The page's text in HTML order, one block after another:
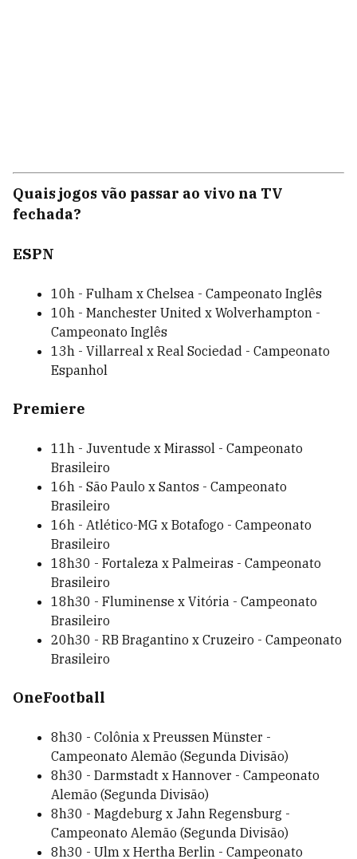
Quais jogos vão passar ao vivo na TV
fechada?
ESPN
10h - Fulham x Chelsea - Campeonato Inglês
10h - Manchester United x Wolverhampton -
Campeonato Inglês
13h - Villarreal x Real Sociedad - Campeonato
Espanhol
Premiere
11h - Juventude x Mirassol - Campeonato
Brasileiro
16h - São Paulo x Santos - Campeonato
Brasileiro
16h - Atlético-MG x Botafogo - Campeonato
Brasileiro
18h30 - Fortaleza x Palmeiras - Campeonato
Brasileiro
18h30 - Fluminense x Vitória - Campeonato
Brasileiro
20h30 - RB Bragantino x Cruzeiro - Campeonato
Brasileiro
OneFootball
8h30 - Colônia x Preussen Münster -
Campeonato Alemão (Segunda Divisão)
8h30 - Darmstadt x Hannover - Campeonato
Alemão (Segunda Divisão)
8h30 - Magdeburg x Jahn Regensburg -
Campeonato Alemão (Segunda Divisão)
8h30 - Ulm x Hertha Berlin - Campeonato